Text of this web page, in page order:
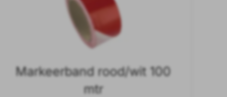
Markeerband rood/wit 100
mtr